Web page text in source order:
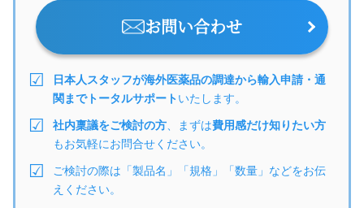
お問い合わせ
日本人スタッフが海外医薬品の調達から輸入申請・通
関までトータルサポートいたします。
社内稟議をご検討の方 、まずは費用感だけ知りたい方
もお気軽にお問合せください。
ご検討の際は「製品名」「規格」「数量」などをお伝
えください。